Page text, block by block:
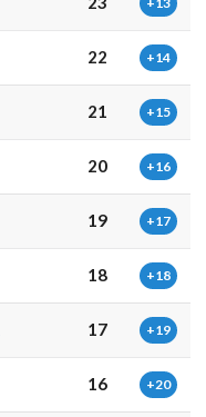
22 +14
21 +15
20 +16
19 +17
18 +18
17 +19
16 +20